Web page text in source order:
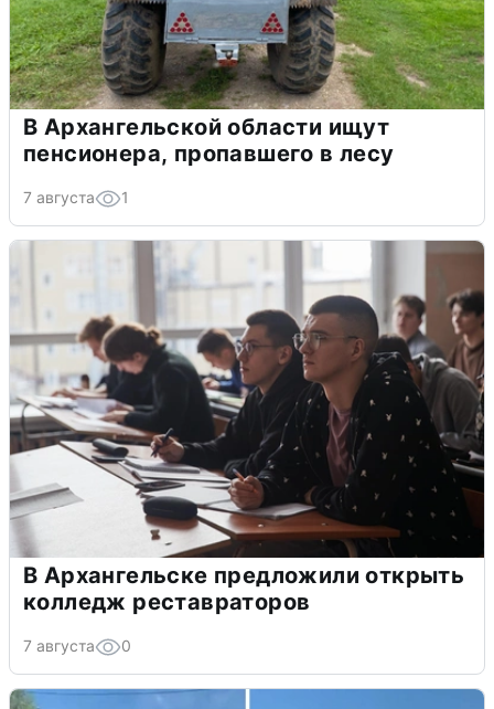
В Архангельской области ищут
пенсионера, пропавшего в лесу
7 августа 1
В Архангельске предложили открыть
колледж реставраторов
7 августа 0